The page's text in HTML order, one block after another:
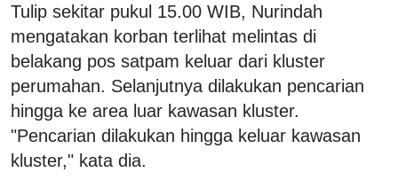
Tulip sekitar pukul 15.00 WIB, Nurindah
mengatakan korban terlihat melintas di
belakang pos satpam keluar dari kluster
perumahan. Selanjutnya dilakukan pencarian
hingga ke area luar kawasan kluster.
"Pencarian dilakukan hingga keluar kawasan
kluster," kata dia.